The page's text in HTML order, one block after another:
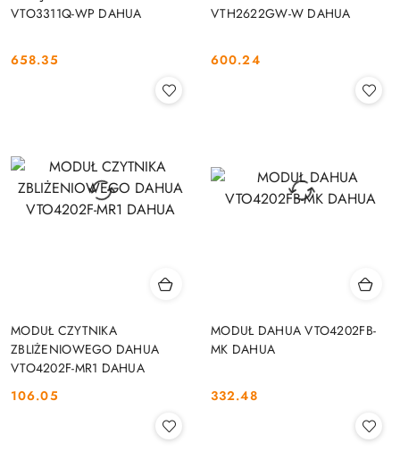
VTO3311Q-WP DAHUA
Cena:
658.35
VTH2622GW-W DAHUA
Cena:
600.24
MODUŁ CZYTNIKA
ZBLIŻENIOWEGO DAHUA
VTO4202F-MR1 DAHUA
Cena:
106.05
MODUŁ DAHUA VTO4202FB-
MK DAHUA
Cena:
332.48